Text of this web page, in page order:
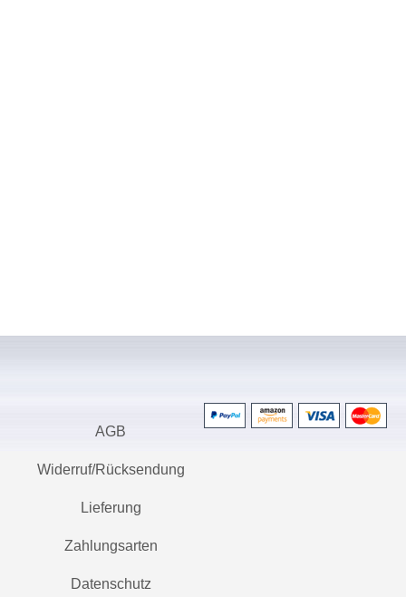
AGB
Widerruf/Rücksendung
Lieferung
Zahlungsarten
Datenschutz